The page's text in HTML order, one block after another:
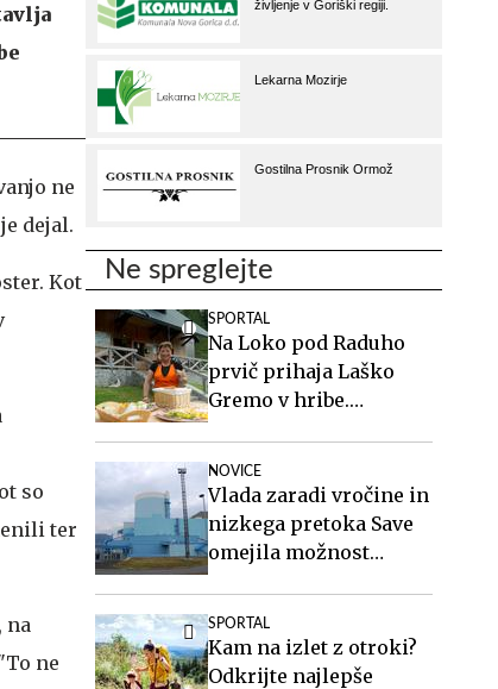
ne
dejal.
Kot
so
ter
na
ne
Ne spreglejte
SPORTAL
Na Loko pod Raduho
prvič prihaja Laško
Gremo v hribe.
Ločka mati.
NOVICE
Vlada zaradi vročine in
nizkega pretoka Save
omejila možnost
SPORTAL
Kam na izlet z otroki?
Odkrijte najlepše